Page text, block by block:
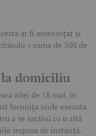
ar fi amenințat și
i suma de 300 de
domiciliu
zilei de 18 mai, în
locuința unde executa
a se întâlni cu o altă
impuse de instanță.